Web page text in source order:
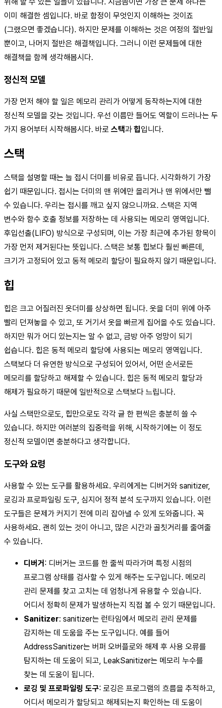
위해 할 수 있는 일들이 있습니다. 지금쯤이면 가장 큰 문제 하나는
이미 해결한 셈입니다. 바로 함정이 무엇인지 이해하는 것이죠
(그랬으면 좋겠습니다). 하지만 문제를 이해하는 것은 여정의 절반일
뿐이고, 나머지 절반은 해결책입니다. 그러니 이런 문제들에 대한
해결책을 함께 생각해봅시다.
정신적 모델
가장 먼저 해야 할 일은 메모리 관리가 어떻게 동작하는지에 대한
정신적 모델을 갖는 것입니다. 우선 이름만 들어도 역할이 드러나는 두
가지 용어부터 시작해봅시다. 바로 스택과힙입니다.
스택
스택을 설명할 때는 늘 접시 더미를 비유로 듭니다. 시각화하기 가장
쉽기 때문입니다. 접시는 더미의 맨 위에만 올리거나 맨 위에서만 뺄
수 있습니다. 우리는 접시를 깨고 싶지 않으니까요. 스택은 지역
변수와 함수 호출 정보를 저장하는 데 사용되는 메모리 영역입니다.
후입선출(LIFO) 방식으로 구성되며, 이는 가장 최근에 추가된 항목이
가장 먼저 제거된다는 뜻입니다. 스택은 보통 힙보다 훨씬 빠른데,
크기가 고정되어 있고 동적 메모리 할당이 필요하지 않기 때문입니다.
힙
힙은 크고 어질러진 옷더미를 상상하면 됩니다. 옷을 더미 위에 아주
빨리 던져놓을 수 있고, 또 거기서 옷을 빠르게 집어올 수도 있습니다.
하지만 뭐가 어디 있는지는 알 수 없고, 금방 아주 엉망이 되기
쉽습니다. 힙은 동적 메모리 할당에 사용되는 메모리 영역입니다.
스택보다 더 유연한 방식으로 구성되어 있어서, 어떤 순서로든
메모리를 할당하고 해제할 수 있습니다. 힙은 동적 메모리 할당과
해제가 필요하기 때문에 일반적으로 스택보다 느립니다.
사실 스택만으로도, 힙만으로도 각각 글 한 편씩은 충분히 쓸 수
있습니다. 하지만 여러분의 집중력을 위해, 시작하기에는 이 정도
정신적 모델이면 충분하다고 생각합니다.
도구와 요령
사용할 수 있는 도구를 활용하세요. 우리에게는 디버거와 sanitizer,
로깅과 프로파일링 도구, 심지어 정적 분석 도구까지 있습니다. 이런
도구들은 문제가 커지기 전에 미리 잡아낼 수 있게 도와줍니다. 꼭
사용하세요. 괜히 있는 것이 아니고, 많은 시간과 골칫거리를 줄여줄
수 있습니다.
디버거 : 디버거는 코드를 한 줄씩 따라가며 특정 시점의
프로그램 상태를 검사할 수 있게 해주는 도구입니다. 메모리
관리 문제를 찾고 고치는 데 엄청나게 유용할 수 있습니다.
어디서 정확히 문제가 발생하는지 직접 볼 수 있기 때문입니다.
Sanitizer: sanitizer는 런타임에서 메모리 관리 문제를
감지하는 데 도움을 주는 도구입니다. 예를 들어
AddressSanitizer는 버퍼 오버플로와 해제 후 사용 오류를
탐지하는 데 도움이 되고, LeakSanitizer는 메모리 누수를
찾는 데 도움이 됩니다.
로깅 및 프로파일링 도구: 로깅은 프로그램의 흐름을 추적하고,
어디서 메모리가 할당되고 해제되는지 확인하는 데 도움이